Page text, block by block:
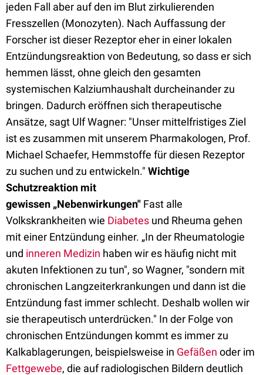
jeden Fall aber auf den im Blut zirkulierenden
Fresszellen (Monozyten). Nach Auffassung der
Forscher ist dieser Rezeptor eher in einer lokalen
Entzündungsreaktion von Bedeutung, so dass er sich
hemmen lässt, ohne gleich den gesamten
systemischen Kalziumhaushalt durcheinander zu
bringen. Dadurch eröffnen sich therapeutische
Ansätze, sagt Ulf Wagner: "Unser mittelfristiges Ziel
ist es zusammen mit unserem Pharmakologen, Prof.
Michael Schaefer, Hemmstoffe für diesen Rezeptor
zu suchen und zu entwickeln." Wichtige
Schutzreaktion mit
gewissen „Nebenwirkungen" Fast alle
Volkskrankheiten wie Diabetes und Rheuma gehen
mit einer Entzündung einher. „In der Rheumatologie
und inneren Medizin haben wir es häufig nicht mit
akuten Infektionen zu tun", so Wagner, "sondern mit
chronischen Langzeiterkrankungen und dann ist die
Entzündung fast immer schlecht. Deshalb wollen wir
sie therapeutisch unterdrücken." In der Folge von
chronischen Entzündungen kommt es immer zu
Kalkablagerungen, beispielsweise in Gefäßen oder im
Fettgewebe, die auf radiologischen Bildern deutlich